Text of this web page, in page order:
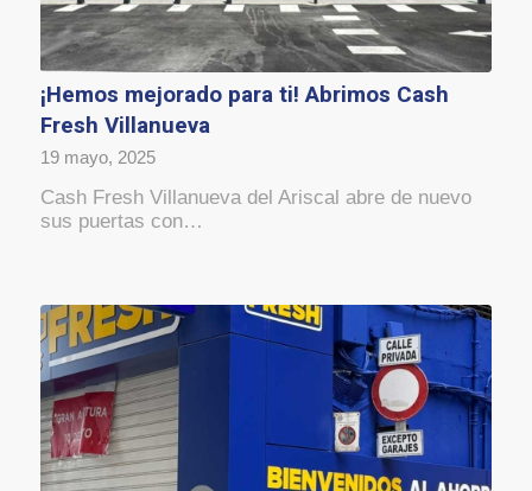
¡Hemos mejorado para ti! Abrimos Cash
Fresh Villanueva
19 mayo, 2025
Cash Fresh Villanueva del Ariscal abre de nuevo
sus puertas con…